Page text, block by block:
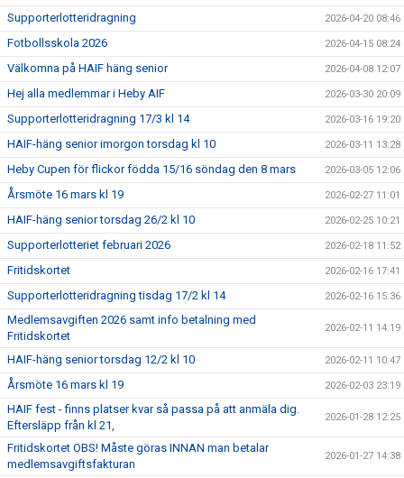
Supporterlotteridragning 2026-04-20 08:46
Fotbollsskola 2026 2026-04-15 08:24
Välkomna på HAIF häng senior 2026-04-08 12:07
Hej alla medlemmar i Heby AIF 2026-03-30 20:09
Supporterlotteridragning 17/3 kl 14 2026-03-16 19:20
HAIF-häng senior imorgon torsdag kl 10 2026-03-11 13:28
Heby Cupen för flickor födda 15/16 söndag den 8 mars 2026-03-05 12:06
Årsmöte 16 mars kl 19 2026-02-27 11:01
HAIF-häng senior torsdag 26/2 kl 10 2026-02-25 10:21
Supporterlotteriet februari 2026 2026-02-18 11:52
Fritidskortet 2026-02-16 17:41
Supporterlotteridragning tisdag 17/2 kl 14 2026-02-16 15:36
Medlemsavgiften 2026 samt info betalning med
Fritidskortet
2026-02-11 14:19
HAIF-häng senior torsdag 12/2 kl 10 2026-02-11 10:47
Årsmöte 16 mars kl 19 2026-02-03 23:19
HAIF fest - finns platser kvar så passa på att anmäla dig.
Eftersläpp från kl 21,
2026-01-28 12:25
Fritidskortet OBS! Måste göras INNAN man betalar
medlemsavgiftsfakturan
2026-01-27 14:38